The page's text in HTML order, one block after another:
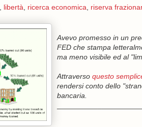
libertà, ricerca economica, riserva
Avevo promesso in un
FED che stampa
ma meno visibile ed al
Attraverso questo
rendersi conto dello
bancaria.